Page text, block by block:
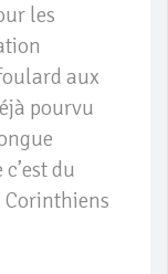
les
aux
pourvu
du